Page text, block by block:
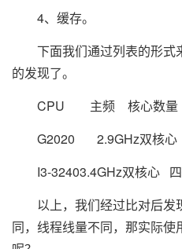
4、缓存。
下面我们通过列表的形式
的发现了。
CPU 主频 核心数量
G2020 2.9GHz双核心
I3-32403.4GHz双核心
以上，我们经过比对后发
同，线程线量不同，那实际